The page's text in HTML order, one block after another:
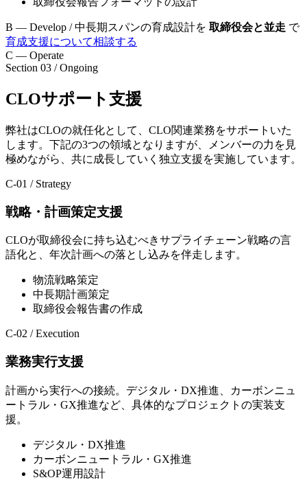
B — Develop / 中長期スパンの育成設計を 取締役会と並走 で
育成支援について相談する
C — Operate
Section 03 / Ongoing
CLOサポート支援
弊社はCLOの就任化として、CLO関連業務をサポートいた
します。下記の3つの領域となりますが、メンバーの力を見
極めながら、共に成長していく独立支援を実施しています。
C-01 / Strategy
戦略・計画策定支援
CLOが取締役会に持ち込むべきサプライチェーン戦略の言
語化と、年次計画への落とし込みを伴走します。
物流戦略策定
中長期計画策定
取締役会報告書の作成
C-02 / Execution
業務実行支援
計画から実行への接続。デジタル・DX推進、カーボンニュ
ートラル・GX推進など、具体的なプロジェクトの実装支
援。
デジタル・DX推進
カーボンニュートラル・GX推進
S&OP運用設計